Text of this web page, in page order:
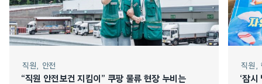
직원 안전
“직원 안전보건 지킴이” 쿠팡 물류 현장 누비는
직원
‘잠시